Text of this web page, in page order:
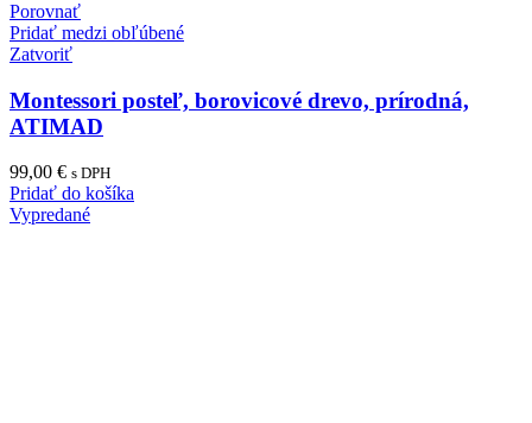
Porovnať
Pridať medzi obľúbené
Zatvoriť
Montessori posteľ, borovicové drevo, prírodná,
ATIMAD
99,00 € s DPH
Pridať do košíka
Vypredané